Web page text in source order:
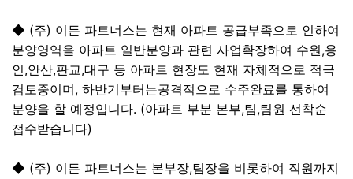
◆ (주) 이든 파트너스는 현재 아파트 공급부족으로 인하여
분양영역을 아파트 일반분양과 관련 사업확장하여 수원,용
인,안산,판교,대구 등 아파트 현장도 현재 자체적으로 적극
검토중이며, 하반기부터는공격적으로 수주완료를 통하여
분양을 할 예정입니다. (아파트 부분 본부,팀,팀원 선착순
접수받습니다)
◆ (주) 이든 파트너스는 본부장,팀장을 비롯하여 직원까지